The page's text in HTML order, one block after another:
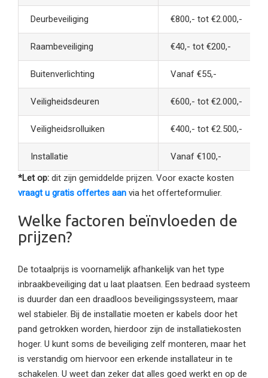
Deurbeveiliging €800,- tot €2.000,-
Raambeveiliging €40,- tot €200,-
Buitenverlichting Vanaf €55,-
Veiligheidsdeuren €600,- tot €2.000,-
Veiligheidsrolluiken €400,- tot €2.500,-
Installatie
Vanaf €100,-
*Let op: dit zijn gemiddelde prijzen. Voor exacte kosten
vraagt u gratis offertes aan via het offerteformulier.
Welke factoren beïnvloeden de
prijzen?
De totaalprijs is voornamelijk afhankelijk van het type
inbraakbeveiliging dat u laat plaatsen. Een bedraad systeem
is duurder dan een draadloos beveiligingssysteem, maar
wel stabieler. Bij de installatie moeten er kabels door het
pand getrokken worden, hierdoor zijn de installatiekosten
hoger. U kunt soms de beveiliging zelf monteren, maar het
is verstandig om hiervoor een erkende installateur in te
schakelen. U weet dan zeker dat alles goed werkt en op de